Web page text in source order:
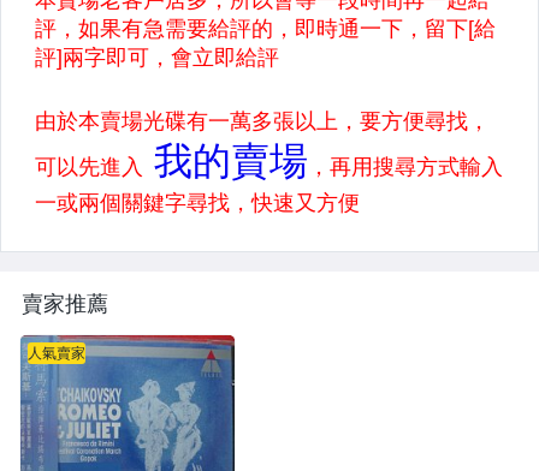
賣家推薦
人氣賣家